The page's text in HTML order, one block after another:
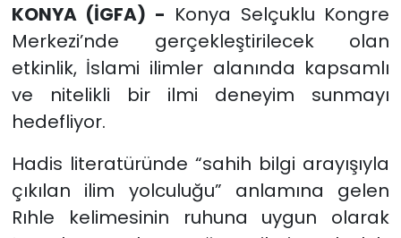
KONYA (İGFA) - Konya Selçuklu Kongre
Merkezi’nde gerçekleştirilecek olan
etkinlik, İslami ilimler alanında kapsamlı
ve nitelikli bir ilmi deneyim sunmayı
hedefliyor.
Hadis literatüründe “sahih bilgi arayışıyla
çıkılan ilim yolculuğu” anlamına gelen
Rıhle kelimesinin ruhuna uygun olarak